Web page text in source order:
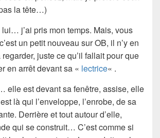
la tête…)
lui… j’ai pris mon temps. Mais, vous
un petit nouveau sur OB, il n’y en
juste ce qu’il fallait pour que
en arrêt devant sa « lectrice« .
elle est devant sa fenêtre, assise, elle
là qui l’enveloppe, l’enrobe, de sa
Derrière et tout autour d’elle,
qui se construit… C’est comme si